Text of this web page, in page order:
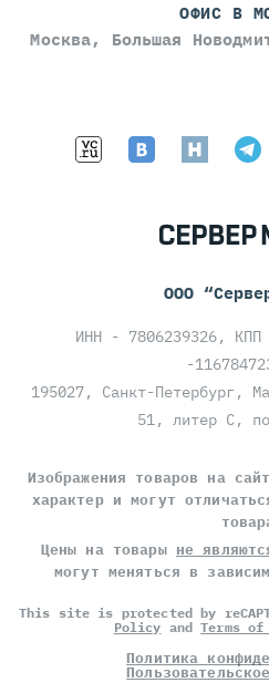
ОФИС В
Москва, Большая
ООО
ИНН - 7806239326,
-
195027, Санкт-Петербург,
51, литер С,
Изображения товаров на
характер и могут
Цены на товары не
могут меняться в
This site is protected by
Policy andTerms
Политика